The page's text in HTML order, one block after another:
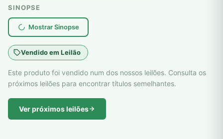
SINOPSE
Mostrar Sinopse
Vendido em Leilão
Este produto foi vendido num dos nossos leilões. Consulta os
próximos leilões para encontrar títulos semelhantes.
Ver próximos leilões